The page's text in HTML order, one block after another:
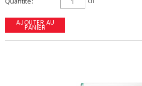
AJOUTER AU
PANIER